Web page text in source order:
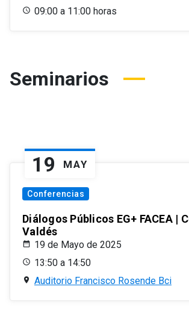
09:00 a 11:00 horas
Seminarios
19 MAY
Conferencias
Diálogos Públicos EG+ FACEA |
Valdés
19 de Mayo de 2025
13:50 a 14:50
Auditorio Francisco Rosende Bci